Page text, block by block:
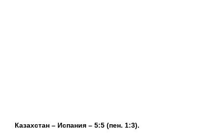
Казахстан – Испания – 5:5 (пен. 1:3).